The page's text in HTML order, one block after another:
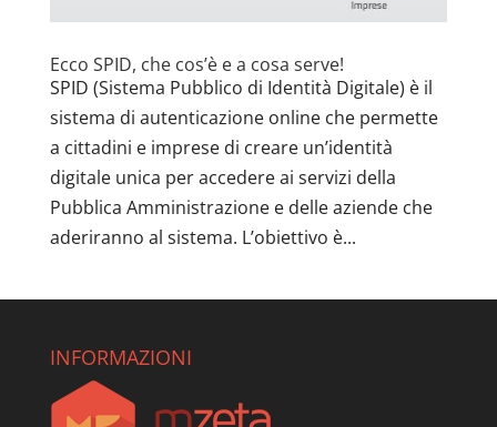
Ecco SPID, che cos’è e a cosa serve!
SPID (Sistema Pubblico di Identità Digitale) è il
sistema di autenticazione online che permette
a cittadini e imprese di creare un’identità
digitale unica per accedere ai servizi della
Pubblica Amministrazione e delle aziende che
aderiranno al sistema. L’obiettivo è...
INFORMAZIONI